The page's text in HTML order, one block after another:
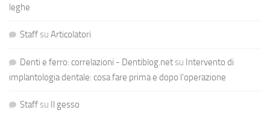
leghe
Staffsu Articolatori
Denti e ferro: correlazioni - Dentiblog.netsu Intervento di
implantologia dentale: cosa fare prima e dopo l’operazione
Staffsu Il gesso